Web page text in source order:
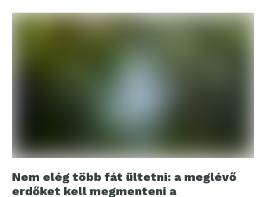
Nem elég több fát ültetni: a meglévő
erdőket kell megmenteni a